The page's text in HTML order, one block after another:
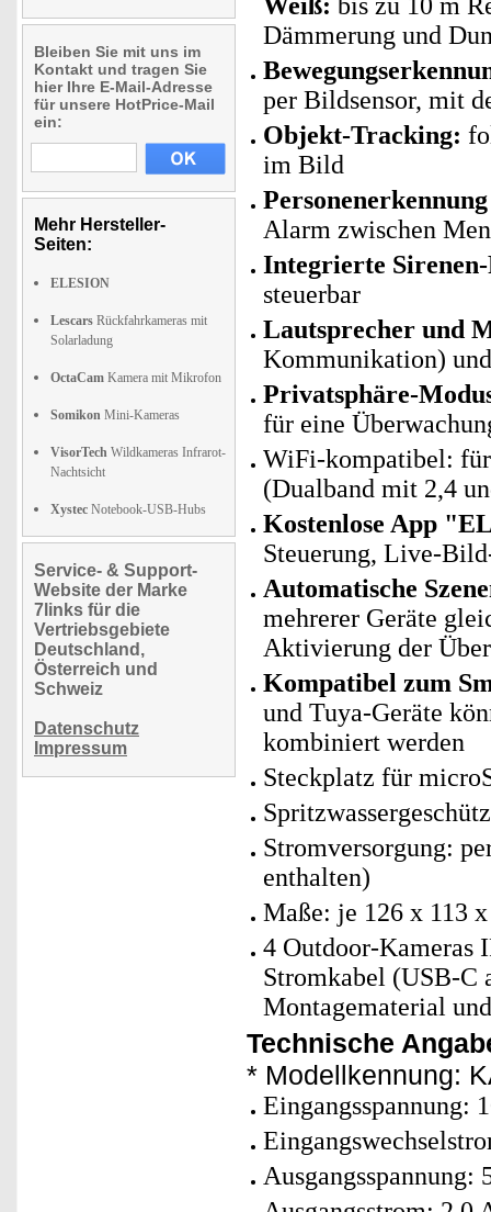
Bleiben Sie mit uns im
Kontakt und tragen Sie
hier Ihre E-Mail-Adresse
für unsere HotPrice-Mail
ein:
Mehr Hersteller-
Seiten:
ELESION
Lescars Rückfahrkameras mit
Solarladung
OctaCam Kamera mit Mikrofon
Somikon Mini-Kameras
VisorTech Wildkameras Infrarot-
Nachtsicht
Xystec Notebook-USB-Hubs
Service- & Support-
Website der Marke
7links für die
Vertriebsgebiete
Deutschland,
Österreich und
Schweiz
Datenschutz
Impressum
Dämmerung und
per Bildsensor, mit
Objekt-Tracking:
im Bild
Alarm zwischen
Integrierte
steuerbar
Lautsprecher und
Kommunikation)
Privatsphäre-
für eine
WiFi-kompatibel:
(Dualband mit 2,4
Kostenlose App
Steuerung, Live-
Automatische
mehrerer Geräte
Aktivierung der
Kompatibel zum
und Tuya-Geräte
kombiniert werden
Steckplatz für
Stromversorgung:
enthalten)
Maße: je 126 x 113
4 Outdoor-Kameras
Stromkabel (USB-
Montagematerial
Technische
* Modellkennung:
Eingangsspannung:
Ausgangsspannung: